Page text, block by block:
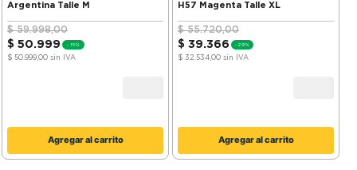
Argentina Talle M
$ 59.998,00
$ 50.999 -15%
$ 50.999,00 sin IVA
Agregar al carrito
H57 Magenta Talle XL
$ 55.720,00
$ 39.366 -29%
$ 32.534,00 sin IVA
Agregar al carrito